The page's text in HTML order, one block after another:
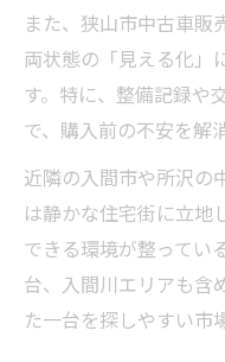
狭山市中古
軽自動車中
中古車販売
家計に優し
中古車購入
介
下取りや買取を
中古車下取
法
また、狭山市中古車販
両状態の「見える化」
す。特に、整備記録や
で、購入前の不安を解
近隣の入間市や所沢の
は静かな住宅街に立地
できる環境が整ってい
台、入間川エリアも含
た一台を探しやすい市